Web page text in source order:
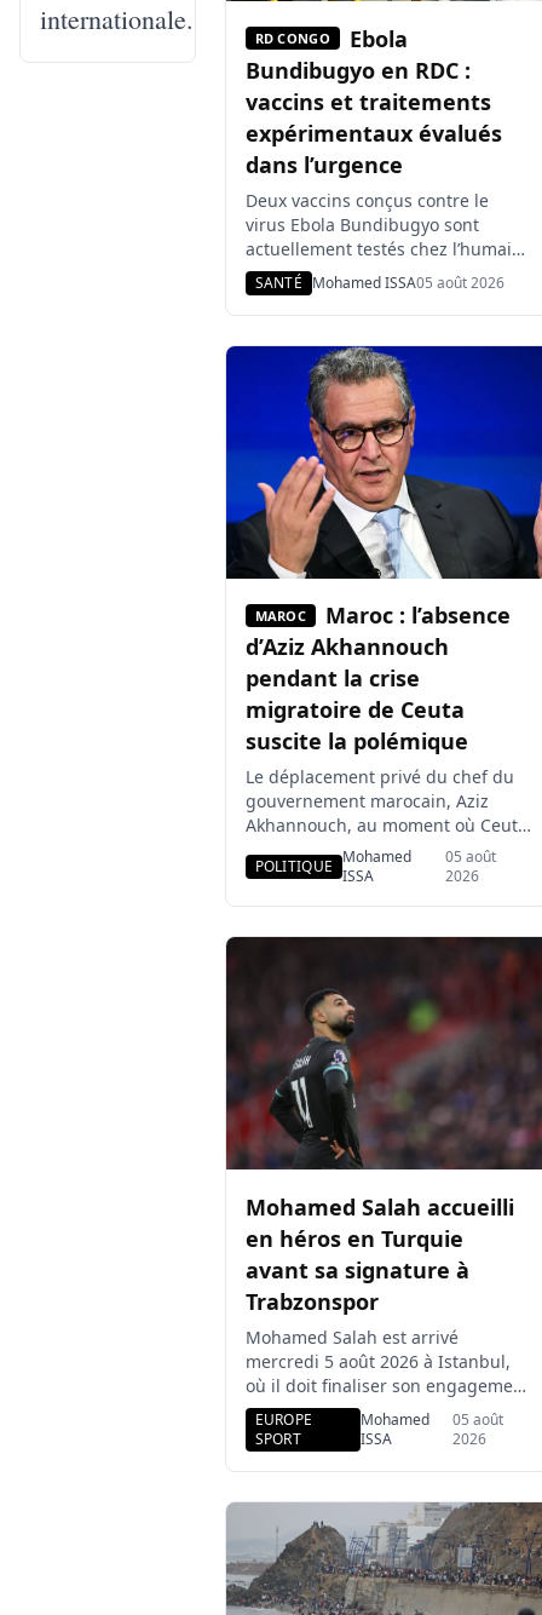
internationale.
RD CONGO
Ebola
Bundibugyo en RDC :
vaccins et traitements
expérimentaux évalués
dans l’urgence
Deux vaccins conçus contre le
virus Ebola Bundibugyo sont
actuellement testés chez l’humain
au Royaume-Uni et au Canada,
tandis que des traitements
expérimentaux sont évalués en
République démocratique du
Congo. Aucun de ces produits n’a
encore démontré son efficacité,
alors que l’épidémie reste active
dans plusieurs provinces de l’est
du pays. Déclarée le 15 mai […]
SANTÉ Mohamed ISSA05 août 2026
MAROC
Maroc : l’absence
d’Aziz Akhannouch
pendant la crise
migratoire de Ceuta
suscite la polémique
Le déplacement privé du chef du
gouvernement marocain, Aziz
Akhannouch, au moment où Ceuta
faisait face à des arrivées
migratoires sans précédent
mais les circonstances exactes de
son retour et une éventuelle
intervention du roi Mohammed VI
n’ont pas été […]
POLITIQUE Mohamed
ISSA
05 août
2026
Mohamed Salah accueilli
en héros en Turquie
avant sa signature à
Trabzonspor
Mohamed Salah est arrivé
mercredi 5 août 2026 à Istanbul,
où il doit finaliser son engagement
avec Trabzonspor. Libre depuis son
départ de Liverpool, l’attaquant
égyptien de 34 ans a été accueilli
supporters avant sa visite
médicale. Mohamed Salah se
rapproche officiellement de
Trabzonspor. L’international
égyptien est arrivé mercredi matin
EUROPE
SPORT
Mohamed
ISSA
05 août
2026